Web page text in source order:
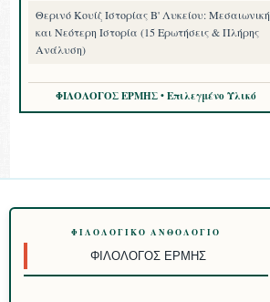
Θερινό Κουίζ Ιστορίας Β' Λυκείου: Μεσαιωνική
και Νεότερη Ιστορία (15 Ερωτήσεις & Πλήρης
Ανάλυση)
ΦΙΛΟΛΟΓΟΣ ΕΡΜΗΣ • Επιλεγμένο Υλικό
ΦΙΛΟΛΟΓΙΚΌ ΑΝΘΟΛΌΓΙΟ
ΦΙΛΌΛΟΓΟΣ ΕΡΜΉΣ